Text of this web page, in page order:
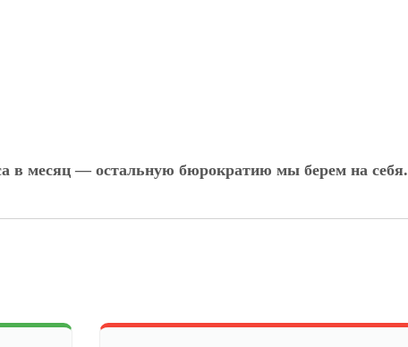
в месяц — остальную бюрократию мы берем на себя.